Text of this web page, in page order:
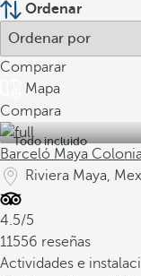
Ordenar
Comparar
Mapa
Compara
Todo incluido
Barceló Maya
Riviera Maya,
4.5/5
11556 reseñas
Actividades e